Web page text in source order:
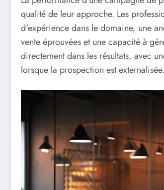
qualité de leur approche. Les
d'expérience dans le domaine, une
vente éprouvées et une capacité à
directement dans les résultats, avec
lorsque la prospection est externalisée.